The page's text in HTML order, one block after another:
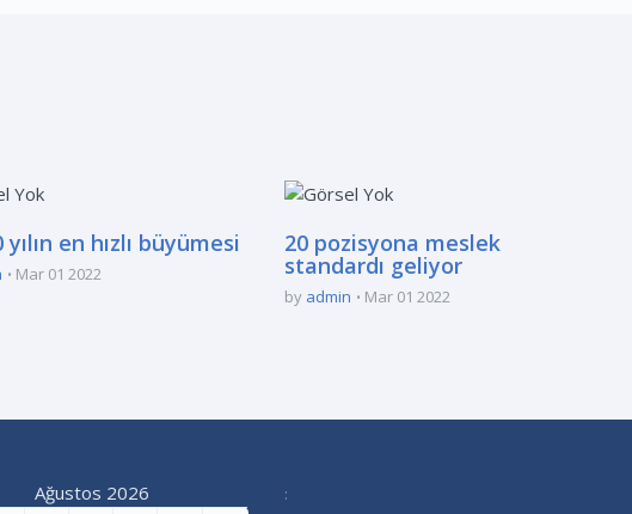
yılın en hızlı büyümesi
Mar 01 2022
20 pozisyona meslek
standardı geliyor
by admin Mar 01 2022
Ağustos 2026
: